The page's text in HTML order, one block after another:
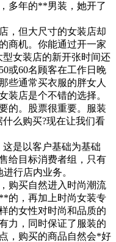
多年的**男装，她开了
，但大尺寸的女装店却
商机。你能通过开一家
女装店的新开张时间还
或60名顾客在工作日晚
些通常买衣服的胖女人
装店是个不错的选择。
的。股票很重要。服装
么购买?现在让我们看
是以客户基础为基础
给目标消费者组，只有
行店内业务。
购买自然进入时尚潮流
的，再加上时尚女装专
的女性对时尚和品质的
力，同时保证了服装的
，购买的商品自然会*好